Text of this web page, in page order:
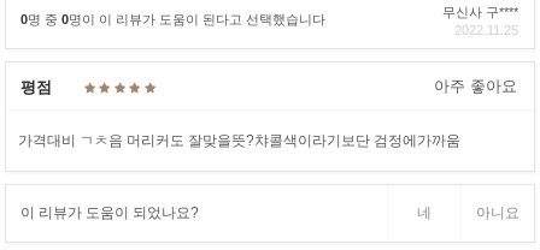
0명 중 0명이 이 리뷰가 도움이 된다고 선택했습니다
무신사 구****
2022.11.25
평점 아주 좋아요
가격대비 ㄱㅊ음 머리커도 잘맞을뜻?챠콜색이라기보단 검정에가까움
이 리뷰가 도움이 되었나요? 네 아니요